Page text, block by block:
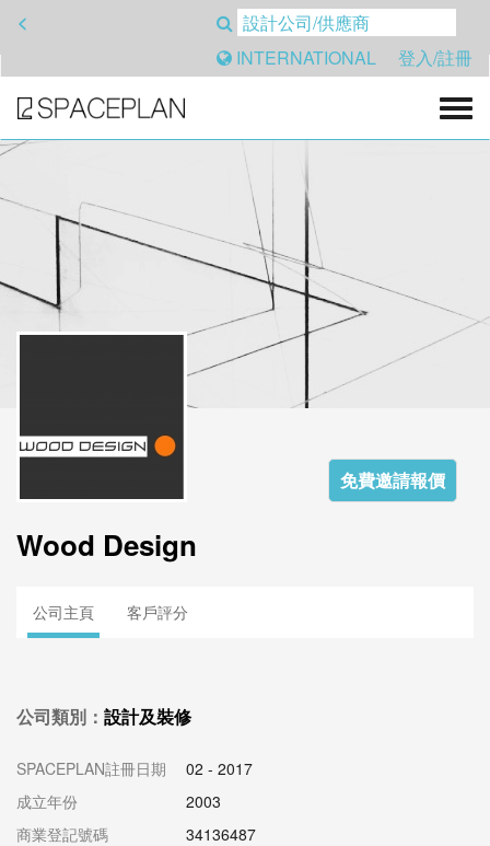
<
INTERNATIONAL
登入/註冊
免費邀請報價
Wood Design
公司主頁 客戶評分
公司類別： 設計及裝修
SPACEPLAN註冊日期
02 - 2017
成立年份
2003
商業登記號碼
34136487